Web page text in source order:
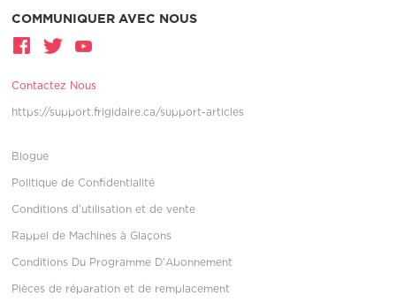
COMMUNIQUER AVEC NOUS
Contactez Nous
https://support.frigidaire.ca/support-articles
Blogue
Politique de Confidentialité
Conditions d’utilisation et de vente
Rappel de Machines à Glaçons
Conditions Du Programme D'Abonnement
Pièces de réparation et de remplacement